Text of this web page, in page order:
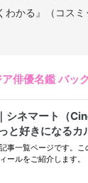
わかる』（コス
ア俳優名鑑 バッ